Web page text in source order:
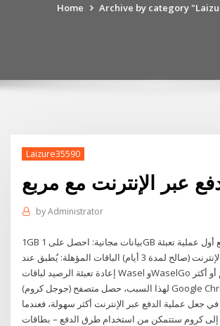
Home Archive by category
Laizure35590
عبر الإنترنت مع مربع
byAdministrator
1GB بيانات مجانية: احصل على 1GB بيانات مجانية مع أول عملية تعبئة
لرصيدك عبر الإنترنت (صالح لمدة 3 أيام) الباقات المؤهلة: يُطبق عند
لهذا السبب، حصل متصفح (جوجل كروم) Google Chrome على تحديث
جعل عملية الدفع عبر الإنترنت أكثر سهولة، فعندما
كروم ستتمكن من استخدام طرق الدفع – بطاقات